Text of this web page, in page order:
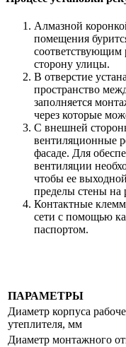
Алмазной
помещения
соответствующим
сторону улицы.
В отверстие
пространство
заполняется
через которые
С внешней
вентиляционные
фасаде. Для
вентиляции
чтобы ее
пределы стены на
Контактные
сети с помощью
паспортом.
ПАРАМЕТРЫ
Диаметр корпуса
утеплителя, мм
Диаметр монтажного